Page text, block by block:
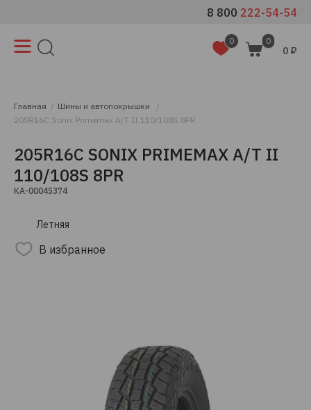
8 800 222-54-54
0 0
0 ₽
Главная
Шины и автопокрышки
205R16C Sonix Primemax A/T II 110/108S 8PR
205R16C SONIX PRIMEMAX A/T II
110/108S 8PR
КА-00045374
Летняя
В избранное